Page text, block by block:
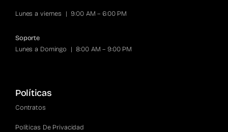
Lunes a viernes | 9:00 AM – 6:00 PM
Soporte
Lunes a Domingo | 8:00 AM – 9:00 PM
Políticas
Contratos
Políticas De Privacidad